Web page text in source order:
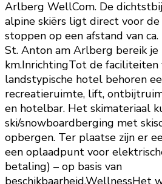
Arlberg WellCom. De
alpine skiërs ligt direct voor de
stoppen op een afstand van
St. Anton am Arlberg bereik je
km.InrichtingTot de faciliteiten
landstypische hotel behoren
recreatieruimte, lift,
en hotelbar. Het skimateriaal
ski/snowboardberging met
opbergen. Ter plaatse zijn er
een oplaadpunt voor
betaling) – op basis van
beschikbaarheid.WellnessHet